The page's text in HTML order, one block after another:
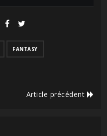
FANTASY
Article précédent